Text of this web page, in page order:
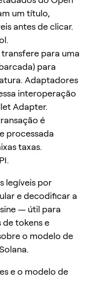
um título,
antes de clicar.
para uma
para
Adaptadores
interoperação
Adapter.
é
processada
taxas.
legíveis por
e decodificar a
— útil para
tokens e
o modelo de
e o modelo de